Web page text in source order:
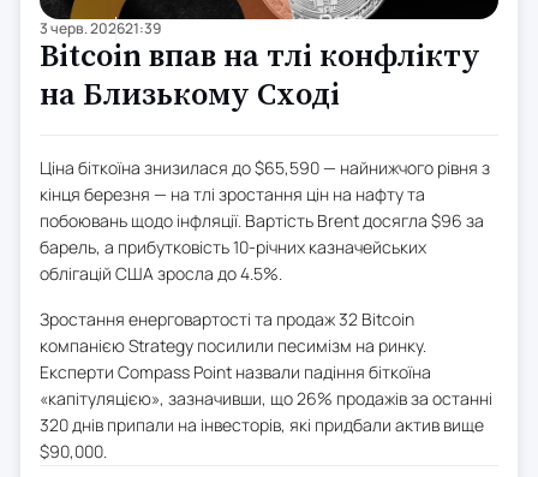
3 черв. 202621:39
Bitcoin впав на тлі конфлікту
на Близькому Сході
Ціна біткоїна знизилася до $65,590 — найнижчого рівня з
кінця березня — на тлі зростання цін на нафту та
побоювань щодо інфляції. Вартість Brent досягла $96 за
барель, а прибутковість 10-річних казначейських
облігацій США зросла до 4.5%.
Зростання енерговартості та продаж 32 Bitcoin
компанією Strategy посилили песимізм на ринку.
Експерти Compass Point назвали падіння біткоїна
«капітуляцією», зазначивши, що 26% продажів за останні
320 днів припали на інвесторів, які придбали актив вище
$90,000.